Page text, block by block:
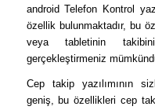
android Telefon Kontrol
özellik bulunmaktadır, bu
veya tabletinin
gerçekleştirmeniz
Cep takip yazılımının
geniş, bu özellikleri cep